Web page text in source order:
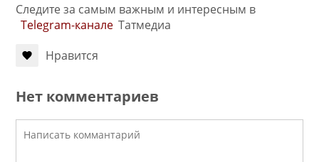
Следите за самым важным и интересным в
Telegram-канале Татмедиа
Нравится
Нет комментариев